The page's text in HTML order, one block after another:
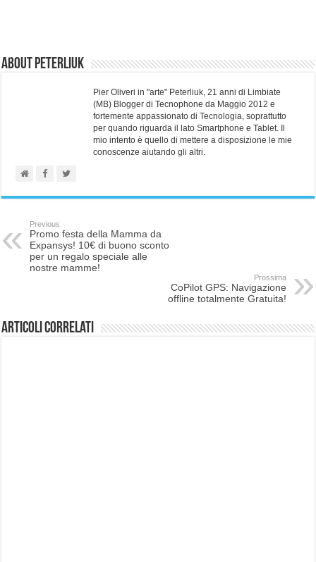
About Peterliuk
Pier Oliveri in "arte" Peterliuk, 21 anni di Limbiate
(MB) Blogger di Tecnophone da Maggio 2012 e
fortemente appassionato di Tecnologia, soprattutto
per quando riguarda il lato Smartphone e Tablet. Il
mio intento è quello di mettere a disposizione le mie
conoscenze aiutando gli altri.
Previous
Promo festa della Mamma da
Expansys! 10€ di buono sconto
per un regalo speciale alle
nostre mamme!
Prossima
CoPilot GPS: Navigazione
offline totalmente Gratuita!
Articoli correlati